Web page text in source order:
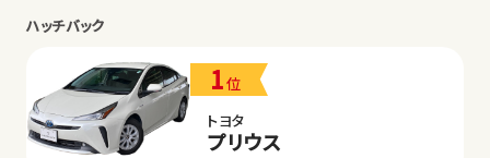
ハッチバック
1位
トヨタ
プリウス